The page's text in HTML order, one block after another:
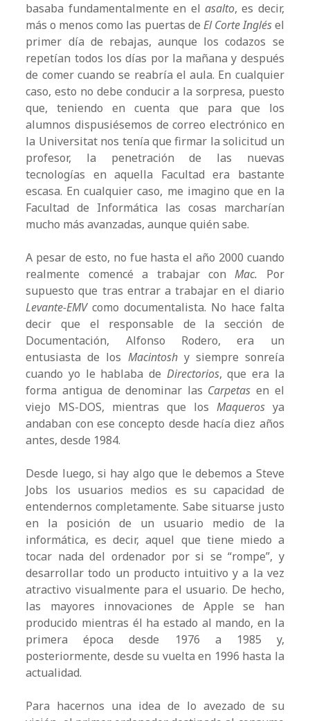
basaba fundamentalmente en el asalto, es decir,
más o menos como las puertas de El Corte Inglésel
primer día de rebajas, aunque los codazos se
repetían todos los días por la mañana y después
de comer cuando se reabría el aula. En cualquier
caso, esto no debe conducir a la sorpresa, puesto
que, teniendo en cuenta que para que los
alumnos dispusiésemos de correo electrónico en
la Universitat nos tenía que firmar la solicitud un
profesor, la penetración de las nuevas
tecnologías en aquella Facultad era bastante
escasa. En cualquier caso, me imagino que en la
Facultad de Informática las cosas marcharían
mucho más avanzadas, aunque quién sabe.
A pesar de esto, no fue hasta el año 2000 cuando
realmente comencé a trabajar conMac. Por
supuesto que tras entrar a trabajar en el diario
Levante-EMVcomo documentalista. No hace falta
decir que el responsable de la sección de
Documentación, Alfonso Rodero, era un
entusiasta de los Macintoshy siempre sonreía
cuando yo le hablaba de Directorios, que era la
forma antigua de denominar las Carpetas en el
viejo MS-DOS, mientras que los Maquerosya
andaban con ese concepto desde hacía diez años
antes, desde 1984.
Desde luego, si hay algo que le debemos a Steve
Jobs los usuarios medios es su capacidad de
entendernos completamente. Sabe situarse justo
en la posición de un usuario medio de la
informática, es decir, aquel que tiene miedo a
tocar nada del ordenador por si se “rompe”, y
desarrollar todo un producto intuitivo y a la vez
atractivo visualmente para el usuario. De hecho,
las mayores innovaciones de Apple se han
producido mientras él ha estado al mando, en la
primera época desde 1976 a 1985 y,
posteriormente, desde su vuelta en 1996 hasta la
actualidad.
Para hacernos una idea de lo avezado de su